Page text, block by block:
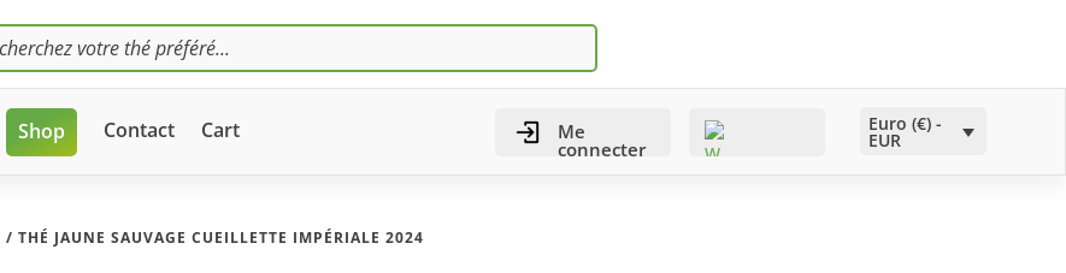
Shop Contact Cart Me
connecter
Euro (€) -
EUR
/ THÉ JAUNE SAUVAGE CUEILLETTE IMPÉRIALE 2024